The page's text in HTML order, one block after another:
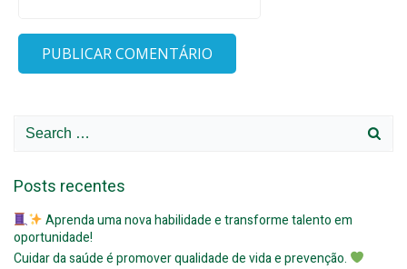
Search
Posts recentes
Aprenda uma nova habilidade e transforme talento em
oportunidade!
Cuidar da saúde é promover qualidade de vida e prevenção.